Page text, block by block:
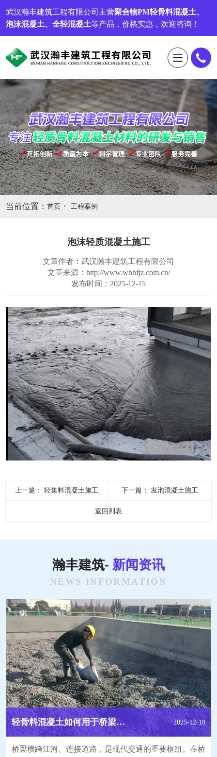
武汉瀚丰建筑工程有限公司 主营聚合物PM轻骨料混凝土、
泡沫混凝土、全轻混凝土等产品，价格实惠，欢迎咨询！
当前位置： 首页 工程案例
泡沫轻质混凝土施工
文章作者：武汉瀚丰建筑工程有限公司
文章来源：http://www.whhfjz.com.cn/
发布时间：2025-12-15
上一篇：轻集料混凝土施工 下一篇：发泡混凝土施工
返回列表
瀚丰建筑- 新闻资讯
NEWS INFORMATION
轻骨料混凝土如何用于桥梁工程达到减轻自重的效果？ 2025-12-18
桥梁横跨江河、连接道路，是现代交通的重要枢纽。在桥